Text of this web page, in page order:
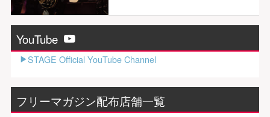
YouTube
STAGE Official YouTube Channel
フリーマガジン配布店舗一覧